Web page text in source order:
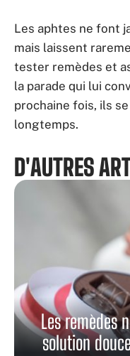
Les aphtes ne font
mais laissent
tester remèdes et
la parade qui lui
prochaine fois, ils
longtemps.
D'AUTRES
Les remèdes
solution